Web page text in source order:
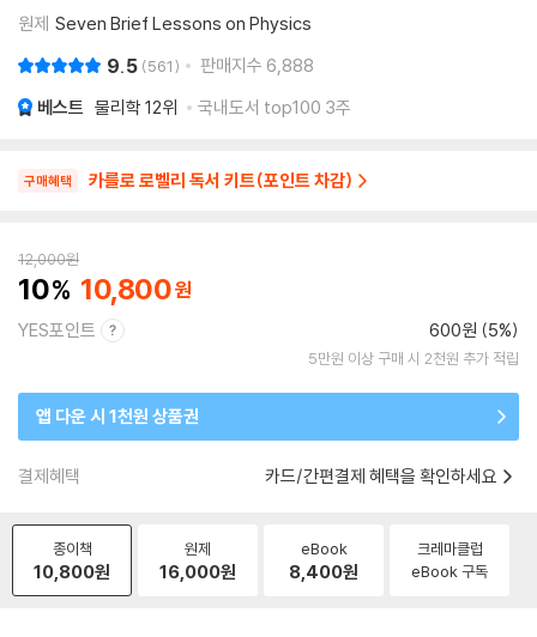
원제 Seven Brief Lessons on Physics
9.5 561 판매지수 6,888
베스트 물리학 12위 국내도서 top100 3주
구매혜택 카를로 로벨리 독서 키트(포인트 차감)
12,000원
10 10,800
YES포인트 600원 (5%)
5만원 이상 구매 시 2천원 추가 적립
앱 다운 시 1천원 상품권
결제혜택 카드/간편결제 혜택을 확인하세요
종이책
10,800원
원제
16,000원
eBook
8,400원
크레마클럽
eBook 구독